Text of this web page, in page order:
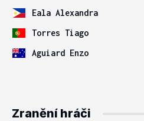
Eala Alexandra
Torres Tiago
Aguiard Enzo
Zranění hráči